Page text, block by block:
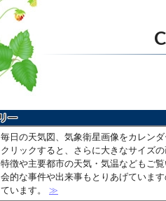
毎日の天気図、気象衛星画像をカレン
クリックすると、さらに大きなサイズ
特徴や主要都市の天気・気温などもご
会的な事件や出来事もとりあげていま
ています。 ≫